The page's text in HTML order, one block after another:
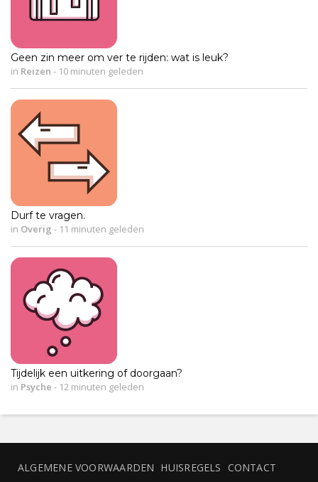
Geen zin meer om ver te rijden: wat is leuk?
in Reizen - 10 minuten geleden
Durf te vragen.
in Overig - 11 minuten geleden
Tijdelijk een uitkering of doorgaan?
in Psyche - 12 minuten geleden
ALGEMENE VOORWAARDEN HUISREGELS CONTACT